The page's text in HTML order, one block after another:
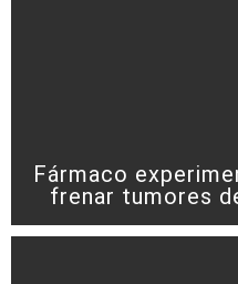
Fármaco
frenar tumores